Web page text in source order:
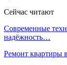
Сейчас читают
Современные
надёжность…
Ремонт квартиры